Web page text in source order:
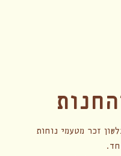
זכר מטעמי נוחות